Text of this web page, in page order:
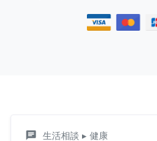
chat 生活相談 ▸ 健康